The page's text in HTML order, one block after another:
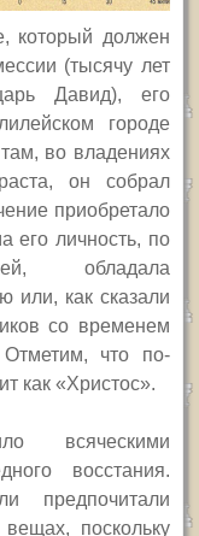
который должен
(тысячу лет
Давид), его
городе
во владениях
он собрал
приобретало
его личность, по
обладала
или, как сказали
со временем
что по-
как «Христос».
всяческими
восстания.
предпочитали
поскольку